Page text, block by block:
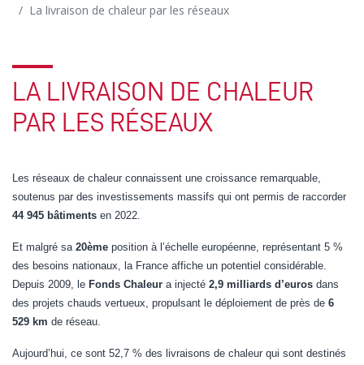
La livraison de chaleur par les réseaux
LA LIVRAISON DE CHALEUR
PAR LES RÉSEAUX
Les réseaux de chaleur connaissent une croissance remarquable,
soutenus par des investissements massifs qui ont permis de raccorder
44 945 bâtiments en 2022.
Et malgré sa 20ème position à l’échelle européenne, représentant 5 %
des besoins nationaux, la France affiche un potentiel considérable.
Depuis 2009, le Fonds Chaleur a injecté 2,9 milliards d’euros dans
des projets chauds vertueux, propulsant le déploiement de près de 6
529 km de réseau.
Aujourd’hui, ce sont 52,7 % des livraisons de chaleur qui sont destinés